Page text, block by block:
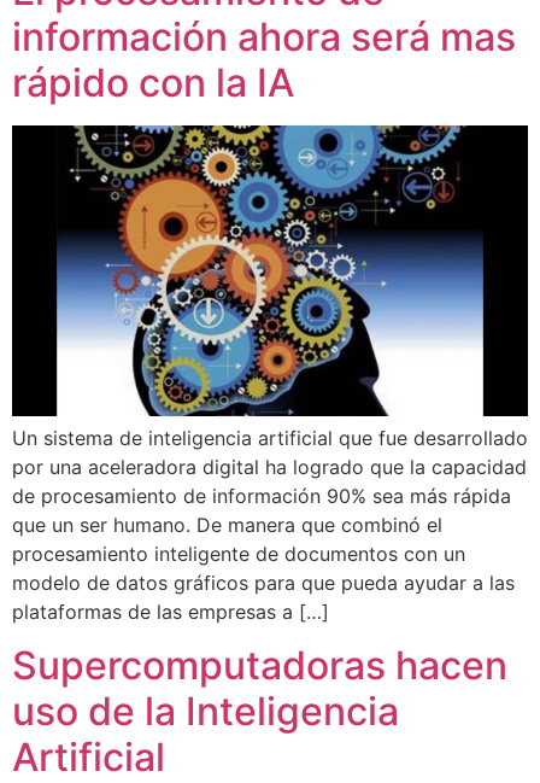
información ahora será mas
rápido con la IA
Un sistema de inteligencia artificial que fue desarrollado
por una aceleradora digital ha logrado que la capacidad
de procesamiento de información 90% sea más rápida
que un ser humano. De manera que combinó el
procesamiento inteligente de documentos con un
modelo de datos gráficos para que pueda ayudar a las
plataformas de las empresas a […]
Supercomputadoras hacen
uso de la Inteligencia
Artificial